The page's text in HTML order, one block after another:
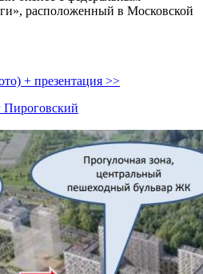
расположенный в Московской
+ презентация >>
Пироговский